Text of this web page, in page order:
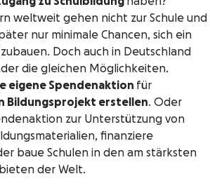
weltweit gehen nicht zur Schule und
nur minimale Chancen, sich ein
Doch auch in Deutschland
die gleichen Möglichkeiten.
eigene Spendenaktion für
Bildungsprojekt erstellen. Oder
zur Unterstützung von
finanziere
baue Schulen in den am stärksten
der Welt.